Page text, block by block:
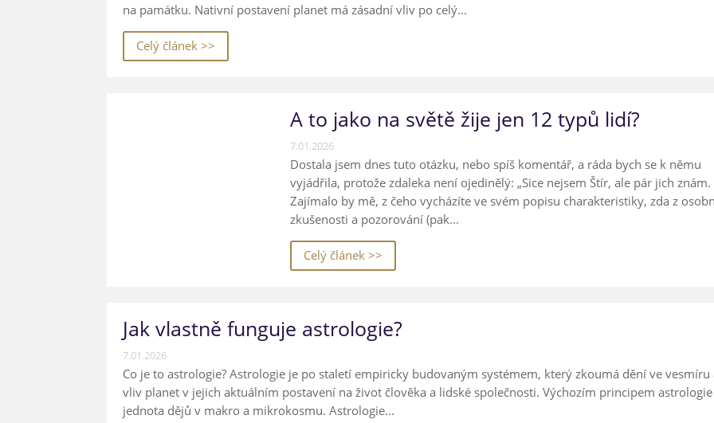
na památku. Nativní postavení planet má zásadní vliv po celý...
Celý článek >>
A to jako na světě žije jen 12 typů lidí?
7.01.2026
Dostala jsem dnes tuto otázku, nebo spíš komentář, a ráda bych se k němu
vyjádřila, protože zdaleka není ojedinělý: „Sice nejsem Štír, ale pár jich znám.
Zajímalo by mě, z čeho vycházíte ve svém popisu charakteristiky, zda z
zkušenosti a pozorování (pak...
Celý článek >>
Jak vlastně funguje astrologie?
7.01.2026
Co je to astrologie? Astrologie je po staletí empiricky budovaným systémem, který zkoumá dění ve vesmíru
vliv planet v jejich aktuálním postavení na život člověka a lidské společnosti. Výchozím principem
jednota dějů v makro a mikrokosmu. Astrologie...